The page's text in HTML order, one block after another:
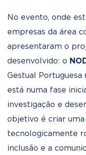
No evento, onde
empresas da área
apresentaram o
desenvolvido: o
Gestual Portuguesa
está numa fase
investigação e
objetivo é criar
tecnologicamente
inclusão e a